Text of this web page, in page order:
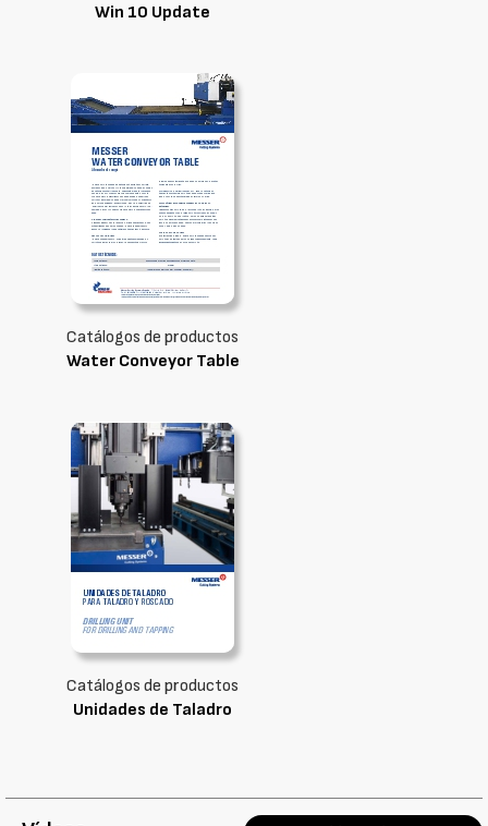
Win 10 Update
Catálogos de productos
Water Conveyor Table
Catálogos de productos
Unidades de Taladro